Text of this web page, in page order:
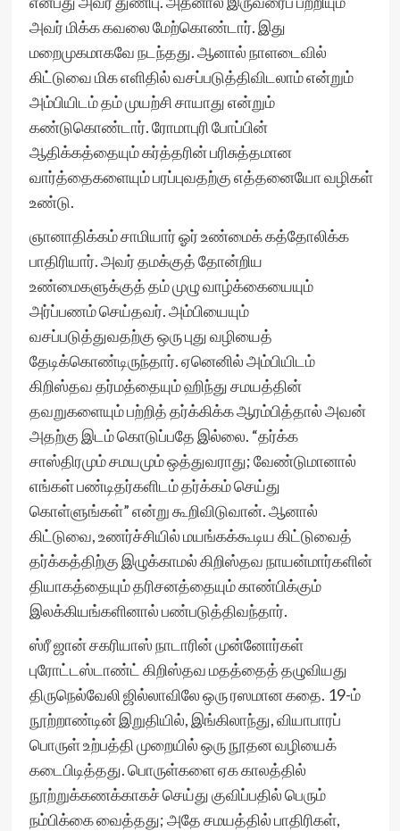
அவர் மிக்க கவலை மேற்கொண்டார். இது
மறைமுகமாகவே நடந்தது. ஆனால் நாளடைவில்
கிட்டுவை மிக எளிதில் வசப்படுத்திவிடலாம் என்றும்
அம்பியிடம் தம் முயற்சி சாயாது என்றும்
கண்டுகொண்டார். ரோமாபுரி போப்பின்
ஆதிக்கத்தையும் கர்த்தரின் பரிசுத்தமான
வார்த்தைகளையும் பரப்புவதற்கு எத்தனையோ வழிகள்
உண்டு.
ஞானாதிக்கம் சாமியார் ஓர் உண்மைக் கத்தோலிக்க
பாதிரியார். அவர் தமக்குத் தோன்றிய
உண்மைகளுக்குத் தம் முழு வாழ்க்கையையும்
அர்ப்பணம் செய்தவர். அம்பியையும்
வசப்படுத்துவதற்கு ஒரு புது வழியைத்
தேடிக்கொண்டிருந்தார். ஏனெனில் அம்பியிடம்
கிறிஸ்தவ தர்மத்தையும் ஹிந்து சமயத்தின்
தவறுகளையும் பற்றித் தர்க்கிக்க ஆரம்பித்தால் அவன்
அதற்கு இடம் கொடுப்பதே இல்லை. “தர்க்க
சாஸ்திரமும் சமயமும் ஒத்துவராது; வேண்டுமானால்
எங்கள் பண்டிதர்களிடம் தர்க்கம் செய்து
கொள்ளுங்கள்” என்று கூறிவிடுவான். ஆனால்
கிட்டுவை, உணர்ச்சியில் மயங்கக்கூடிய கிட்டுவைத்
தர்க்கத்திற்கு இழுக்காமல் கிறிஸ்தவ நாயன்மார்களின்
தியாகத்தையும் தரிசனத்தையும் காண்பிக்கும்
இலக்கியங்களினால் பண்படுத்திவந்தார்.
ஸ்ரீ ஜான் சகரியாஸ் நாடாரின் முன்னோர்கள்
புரோட்டஸ்டாண்ட் கிறிஸ்தவ மதத்தைத் தழுவியது
திருநெல்வேலி ஜில்லாவிலே ஒரு ரஸமான கதை. 19-ம்
நூற்றாண்டின் இறுதியில், இங்கிலாந்து, வியாபாரப்
பொருள் உற்பத்தி முறையில் ஒரு நூதன வழியைக்
கடைபிடித்தது. பொருள்களை ஏக காலத்தில்
நூற்றுக்கணக்காகச் செய்து குவிப்பதில் பெரும்
நம்பிக்கை வைத்தது; அதே சமயத்தில் பாதிரிகள்,